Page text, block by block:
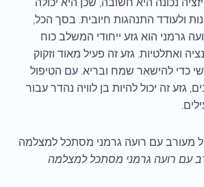
ולעודד התנהגות חיובית. בסך הכל,
גרמני הוא גזע ייחודי המשלב כוח
ואתלטיות. גזע זה פעיל מאוד וזקוק
כדי להישאר שמח ובריא. עם הטיפול
גזע זה יכול להיות בן לוויה נהדר עבור
עם רועה גרמני מסתכל למצלמה